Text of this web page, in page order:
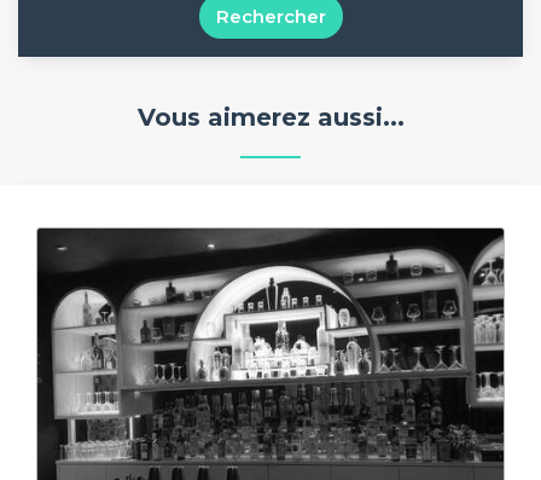
Rechercher
Vous aimerez aussi...